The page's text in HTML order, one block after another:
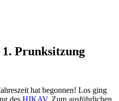
Prunksitzung
hat begonnen! Los ging
des HIKAV. Zum ausführlichen